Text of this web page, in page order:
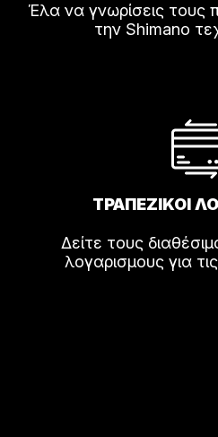
Έλα να γνωρίσεις τους
την Shimano
ΤΡΑΠΕΖΙΚΟΙ
Δείτε τους
λογαρισμους για